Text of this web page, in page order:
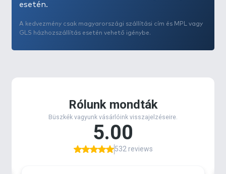
esetén.
A kedvezmény csak magyarországi szállítási cím és MPL vagy
GLS házhozszállítás esetén vehető igénybe.